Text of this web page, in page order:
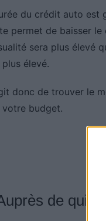
du crédit auto est
permet de baisser
sera plus élevé
élevé.
donc de trouver le
votre budget.
de qui